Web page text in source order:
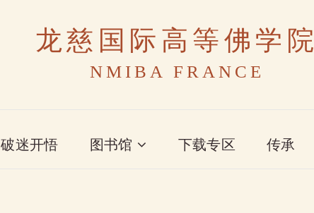
龙慈国际高等佛学院
NMIBA FRANCE
破迷开悟 图书馆 下载专区 传承